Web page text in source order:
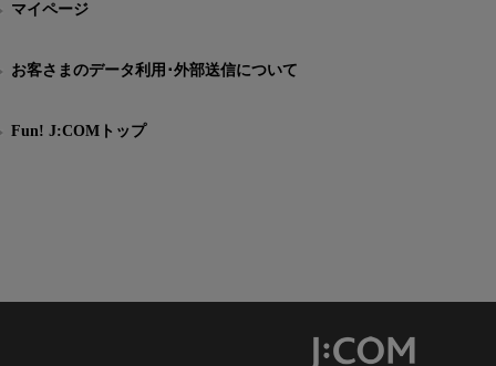
マイページ
お客さまのデータ利用･外部送信について
Fun! J:COMトップ